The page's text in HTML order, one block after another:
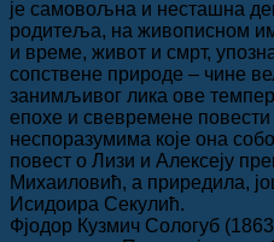
је самовољна и несташна
родитеља, на живописном
и време, живот и смрт,
сопствене природе – чине
занимљивог лика ове
епохе и свевремене
неспоразумима које она
повест о Лизи и Алексеју
Михаиловић, а приредила,
Исидоира Секулић.
Фјодор Кузмич Сологуб